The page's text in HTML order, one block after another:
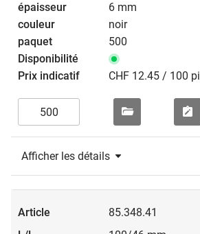
6 mm
noir
500
CHF 12.45 / 100
Afficher les détails
85.348.41